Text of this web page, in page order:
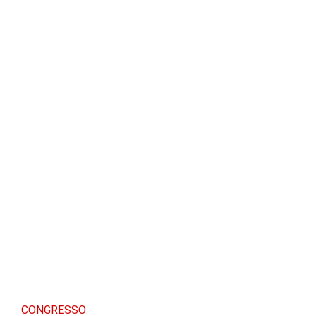
CONGRESSO